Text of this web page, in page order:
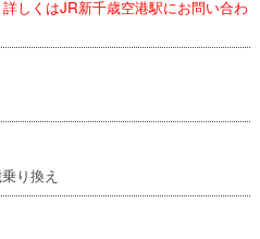
しくはJR新千歳空港駅にお問い合わ
り換え